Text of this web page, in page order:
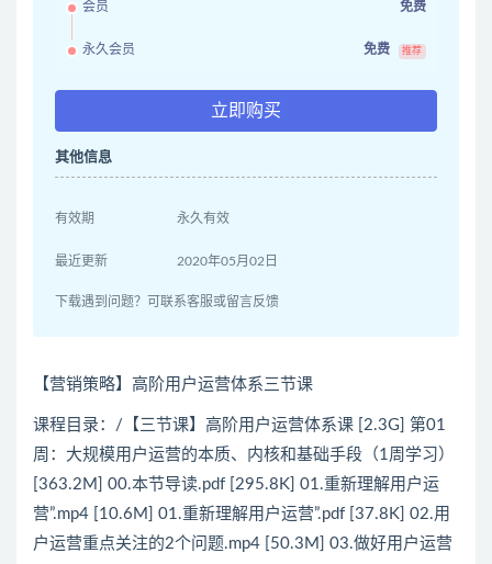
会员 免费
永久会员 免费 推荐
立即购买
其他信息
有效期 永久有效
最近更新 2020年05月02日
下载遇到问题？可联系客服或留言反馈
【营销策略】高阶用户运营体系三节课
课程目录：/【三节课】高阶用户运营体系课 [2.3G] 第01
周：大规模用户运营的本质、内核和基础手段（1周学习）
[363.2M] 00.本节导读.pdf [295.8K] 01.重新理解用户运
营”.mp4 [10.6M] 01.重新理解用户运营”.pdf [37.8K] 02.用
户运营重点关注的2个问题.mp4 [50.3M] 03.做好用户运营